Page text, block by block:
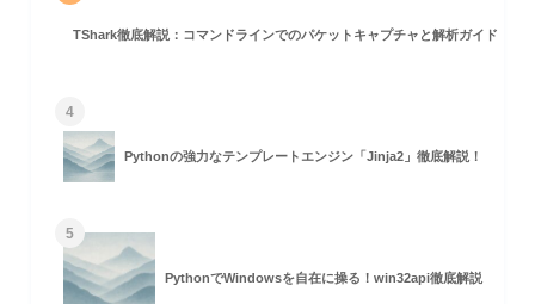
TShark徹底解説：コマンドラインでのパケットキャプチャと解析ガイド
4
Pythonの強力なテンプレートエンジン「Jinja2」徹底解説！
5
PythonでWindowsを自在に操る！win32api徹底解説